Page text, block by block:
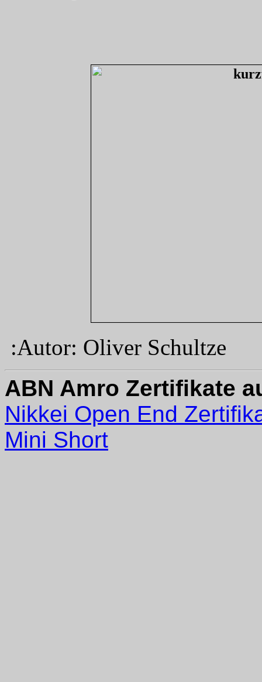
:Autor: Oliver Schultze
ABN Amro Zertifikate
Nikkei Open End
Mini Short